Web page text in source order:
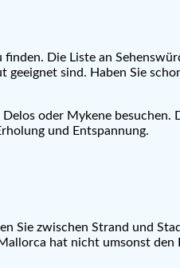
Die Liste an
sind. Haben Sie
oder Mykene
und Entspannung.
Sie zwischen Strand und
hat nicht umsonst